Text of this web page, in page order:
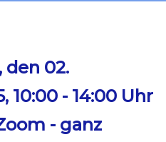
den 02.
10:00 - 14:00 Uhr
- ganz